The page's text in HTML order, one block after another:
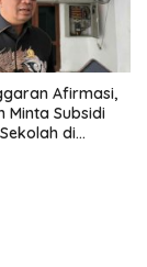
Afirmasi,
Minta Subsidi
di